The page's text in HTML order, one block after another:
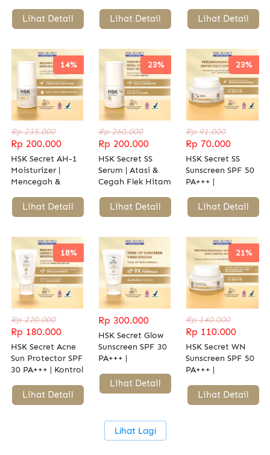
Awet Muda |
Niacinamide,
E
`Lihat Detail
& Awet Muda |
Niacinamide &
`Lihat Detail
Barrier & Kurangi
Kemerahan
`Lihat Detail
Rp 235.000
Rp 200.000
HSK Secret AH-1
Moisturizer |
Mencegah &
Hitam | Alpha
Arbutin & Vitamin
`Lihat Detail
14%
Rp 260.000
Rp 200.000
HSK Secret SS
Serum | Atasi &
Cegah Flek Hitam
Vitamin C,
Niacinamide, &
`Lihat Detail
23%
Rp 91.000
Rp 70.000
HSK Secret SS
Sunscreen SPF 50
PA+++ |
dari Sinar UV,
Mencerahkan &
`Lihat Detail
23%
Rp 220.000
Rp 180.000
HSK Secret Acne
Sun Protector SPF
30 PA+++ | Kontrol
Redakan
Peradangan
`Lihat Detail
18%
Rp 300.000
HSK Secret Glow
Sunscreen SPF 30
PA+++ |
Sinar UVA/UVB ,
Blue Light &
`Lihat Detail
Rp 140.000
Rp 110.000
HSK Secret WN
Sunscreen SPF 50
PA+++ |
Melembapkan, &
Melindungi Kulit
`Lihat Detail
21%
`Lihat Lagi